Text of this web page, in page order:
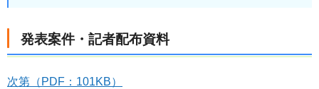
発表案件・記者配布資料
次第（PDF：101KB）